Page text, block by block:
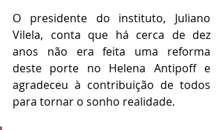
O presidente do instituto, Juliano
Vilela, conta que há cerca de dez
anos não era feita uma reforma
deste porte no Helena Antipoff e
agradeceu à contribuição de todos
para tornar o sonho realidade.